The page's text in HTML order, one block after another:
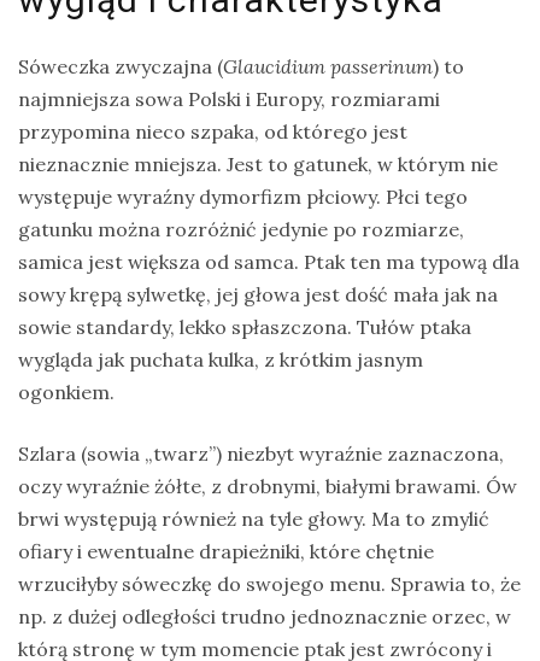
Sóweczka zwyczajna (Glaucidium passerinum) to
najmniejsza sowa Polski i Europy, rozmiarami
przypomina nieco szpaka, od którego jest
nieznacznie mniejsza. Jest to gatunek, w którym nie
występuje wyraźny dymorfizm płciowy. Płci tego
gatunku można rozróżnić jedynie po rozmiarze,
samica jest większa od samca. Ptak ten ma typową dla
sowy krępą sylwetkę, jej głowa jest dość mała jak na
sowie standardy, lekko spłaszczona. Tułów ptaka
wygląda jak puchata kulka, z krótkim jasnym
ogonkiem.
Szlara (sowia „twarz”) niezbyt wyraźnie zaznaczona,
oczy wyraźnie żółte, z drobnymi, białymi brawami. Ów
brwi występują również na tyle głowy. Ma to zmylić
ofiary i ewentualne drapieżniki, które chętnie
wrzuciłyby sóweczkę do swojego menu. Sprawia to, że
np. z dużej odległości trudno jednoznacznie orzec, w
którą stronę w tym momencie ptak jest zwrócony i
Ssaki
Wyprawy
TAGI
azja
birdwatching
biwak
bushcraft
chruściele
czaplowate
drozdy
dzięciołowate